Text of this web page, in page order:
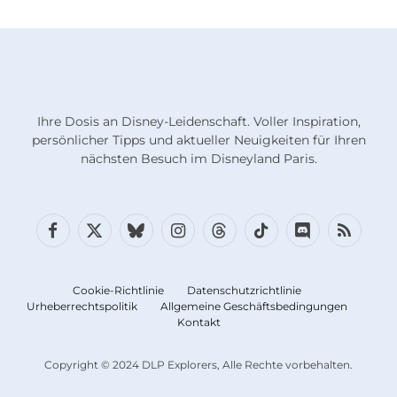
Ihre Dosis an Disney-Leidenschaft. Voller Inspiration,
persönlicher Tipps und aktueller Neuigkeiten für Ihren
nächsten Besuch im Disneyland Paris.
Facebook
X
BlueskyInstagramFäden TikTokDiskordRSS
Copyright © 2024 DLP Explorers, Alle Rechte vorbehalten.
Cookie-Richtlinie
Datenschutzrichtlinie
Urheberrechtspolitik
Allgemeine Geschäftsbedingungen
Kontakt